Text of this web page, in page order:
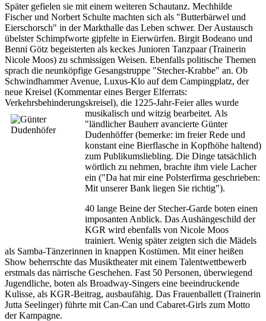
Später gefielen sie mit einem weiteren Schautanz. Mechhilde
Fischer und Norbert Schulte machten sich als "Butterbärwel und
Eierschorsch" in der Markthalle das Leben schwer. Der Austausch
übelster Schimpfworte gipfelte in Eierwürfen. Birgit Bodeano und
Benni Götz begeisterten als keckes Junioren Tanzpaar (Trainerin
Nicole Moos) zu schmissigen Weisen. Ebenfalls politische Themen
sprach die neunköpfige Gesangstruppe "Stecher-Krabbe" an. Ob
Schwindhammer Avenue, Luxus-Klo auf dem Campingplatz, der
neue Kreisel (Kommentar eines Berger Elferrats:
Verkehrsbehinderungskreisel), die 1225-Jahr-Feier alles wurde
musikalisch und witzig bearbeitet. Als
"ländlicher Bauherr avancierte Günter
Dudenhöffer (bemerke: im freier Rede und
konstant eine Bierflasche in Kopfhöhe haltend)
zum Publikumsliebling. Die Dinge tatsächlich
wörtlich zu nehmen, brachte ihm viele Lacher
ein ("Da hat mir eine Polsterfirma geschrieben:
Mit unserer Bank liegen Sie richtig").
40 lange Beine der Stecher-Garde boten einen
imposanten Anblick. Das Aushängeschild der
KGR wird ebenfalls von Nicole Moos
trainiert. Wenig später zeigten sich die Mädels
als Samba-Tänzerinnen in knappen Kostümen. Mit einer heißen
Show beherrschte das Musiktheater mit einem Talentwettbewerb
erstmals das närrische Geschehen. Fast 50 Personen, überwiegend
Jugendliche, boten als Broadway-Singers eine beeindruckende
Kulisse, als KGR-Beitrag, ausbaufähig. Das Frauenballett (Trainerin
Jutta Seelinger) führte mit Can-Can und Cabaret-Girls zum Motto
der Kampagne.